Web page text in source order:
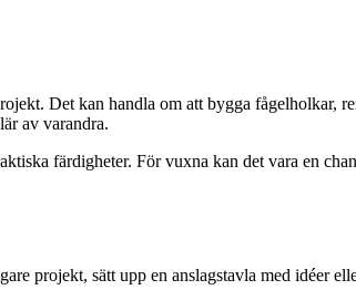
Det kan handla om att bygga fågelholkar,
av varandra.
färdigheter. För vuxna kan det vara en
projekt, sätt upp en anslagstavla med idéer